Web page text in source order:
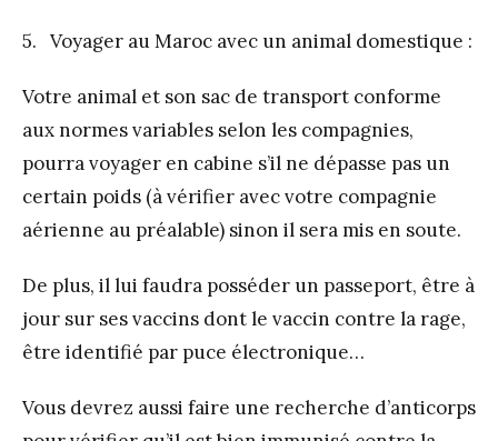
5. Voyager au Maroc avec un animal domestique :
Votre animal et son sac de transport conforme
aux normes variables selon les compagnies,
pourra voyager en cabine s’il ne dépasse pas un
certain poids (à vérifier avec votre compagnie
aérienne au préalable) sinon il sera mis en soute.
De plus, il lui faudra posséder un passeport, être à
jour sur ses vaccins dont le vaccin contre la rage,
être identifié par puce électronique…
Vous devrez aussi faire une recherche d’anticorps